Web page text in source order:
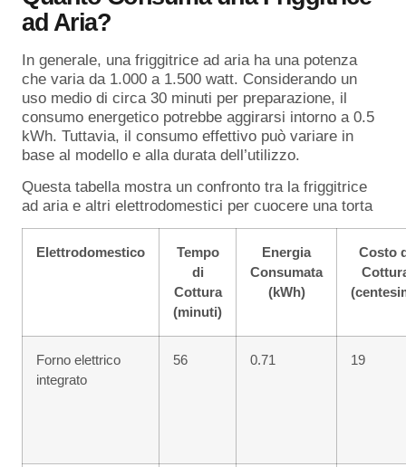
ad Aria?
In generale, una friggitrice ad aria ha una potenza
che varia da 1.000 a 1.500 watt. Considerando un
uso medio di circa 30 minuti per preparazione, il
consumo energetico potrebbe aggirarsi intorno a 0.5
kWh. Tuttavia, il consumo effettivo può variare in
base al modello e alla durata dell’utilizzo.
Questa tabella mostra un confronto tra la friggitrice
ad aria e altri elettrodomestici per cuocere una torta
Elettrodomestico
Tempo
di
Cottura
(minuti)
Energia
Consumata
(kWh)
Costo
Forno elettrico
integrato
56 0.71 19